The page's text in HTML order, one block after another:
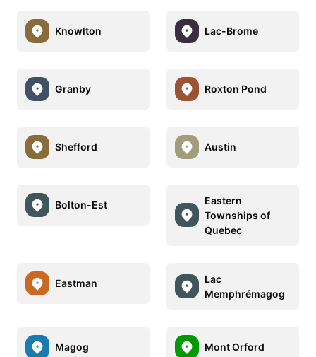
Knowlton Lac-Brome
Granby Roxton Pond
Shefford Austin
Bolton-Est
Eastern
Townships of
Quebec
Eastman
Lac
Memphrémagog
Magog Mont Orford